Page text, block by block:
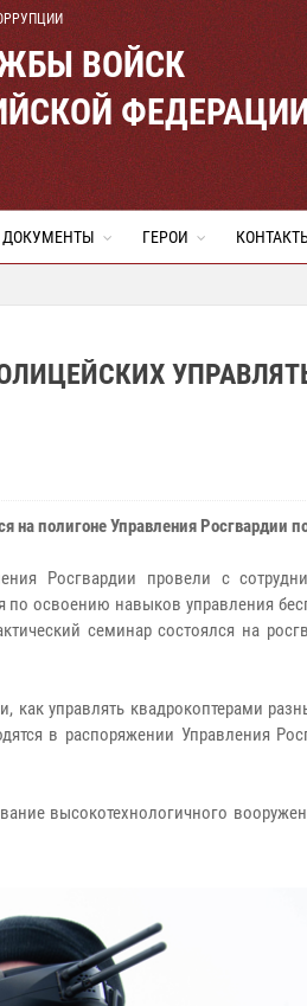
ВОЙСК
ДОКУМЕНТЫ ГЕРОИ
на полигоне Управления Росгвардии
Росгвардии провели с
по освоению навыков управления
семинар состоялся на
как управлять квадрокоптерами
в распоряжении Управления
высокотехнологичного